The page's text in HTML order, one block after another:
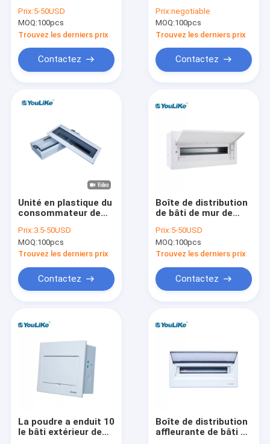
Au sujet de nous
Visite d'usine
dans une boîte
tension de
résistance à l'impact
de 21 manières la
basse
Prix:5-50USD
MOQ:100pcs
Trouvez les derniers prix
Contactez
du plein bâti
extérieur en
plastique MCB
Prix:negotiable
MOQ:100pcs
Trouvez les derniers prix
Contactez
Unité en plastique du
consommateur de
manière
d'alimentation
électrique de boîte
Prix:3.5-50USD
MOQ:100pcs
Trouvez les derniers prix
Contactez
Boîte de distribution
de bâti de mur de
21 de HANCHES,
panneau électrique
de MCCB
Prix:5-50USD
MOQ:100pcs
Trouvez les derniers prix
Contactez
La poudre a enduit 10
le bâti extérieur de
Boîte de distribution
affleurante de bâti de